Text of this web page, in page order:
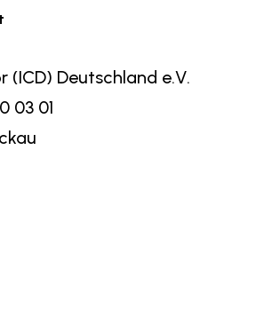
(ICD) Deutschland e.V.
03 01